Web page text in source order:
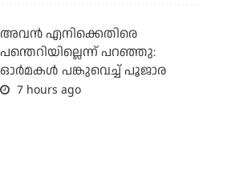
അവന്‍ എനിക്കെതിരെ
പന്തെറിയില്ലെന്ന് പറഞ്ഞു:
ഓര്‍മകള്‍ പങ്കുവെച്ച് പൂജാര
7 hours ago